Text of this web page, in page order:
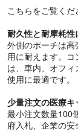
こちらをご覧くだ
耐久性と耐摩耗
外側のポーチは
用に耐えます。
は、車内、オフ
使用に最適です。
少量注文の医療キ
最小注文数量100
府入札、企業の安